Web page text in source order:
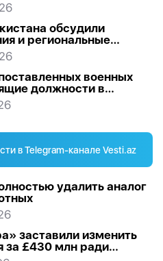
обсудили
и региональные
военных
должности в
в Telegram-канале Vesti.az
удалить аналог
заставили изменить
за £430 млн ради